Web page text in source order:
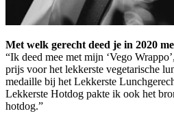
Met welk gerecht deed je in 2020
“Ik deed mee met mijn ‘Vego
prijs voor het lekkerste vegetarische
medaille bij het Lekkerste
Lekkerste Hotdog pakte ik ook het
hotdog.”